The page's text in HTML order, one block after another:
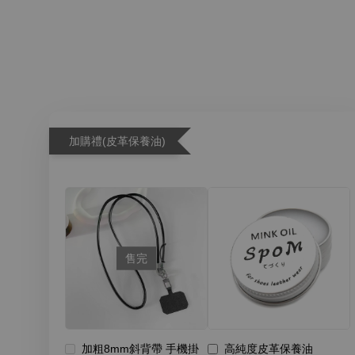
加購禮(皮革保養油)
售完
加粗8mm斜背帶 手機掛 高純度皮革保養油